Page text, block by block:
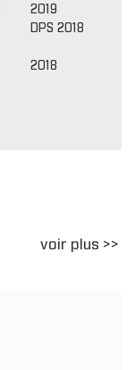
2019
DPS 2018
2018
voir plus >>